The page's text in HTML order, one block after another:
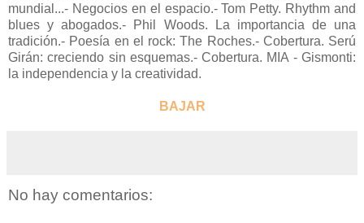
mundial...- Negocios en el espacio.- Tom Petty. Rhythm and
blues y abogados.- Phil Woods. La importancia de una
tradición.- Poesía en el rock: The Roches.- Cobertura. Serú
Girán: creciendo sin esquemas.- Cobertura. MIA - Gismonti:
la independencia y la creatividad.
BAJAR
No hay comentarios: